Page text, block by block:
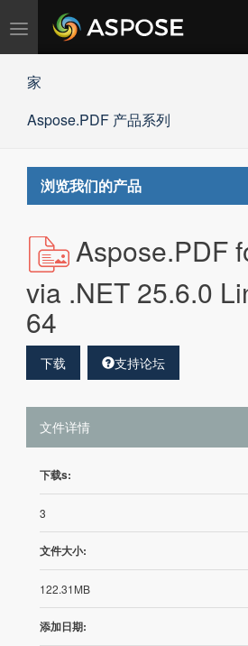
切
航家
Aspose.PDF 产品系列
浏览我们的产品
Aspose.PDF
via .NET 25.6.0
64
下载 支持论坛
文件详情
下载s:
3
文件大小:
122.31MB
添加日期: